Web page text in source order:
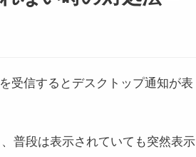
受信するとデスクトップ通知が表
普段は表示されていても突然表示